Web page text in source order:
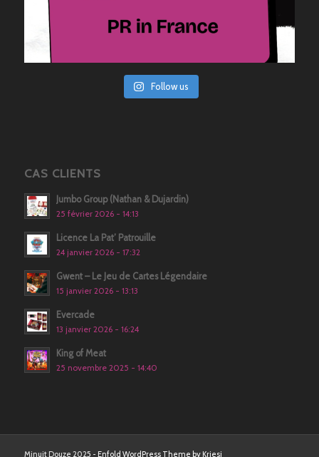
Follow us
CAS CLIENTS
Jumbo Group (Nathan & Dujardin)
25 février 2026 - 14:13
Licence La Pat’ Patrouille
24 janvier 2026 - 17:32
Gwent – Le Jeu de Cartes Légendaire
15 janvier 2026 - 13:13
Evercade
13 janvier 2026 - 16:24
King of Meat
25 novembre 2025 - 14:40
Minuit Douze 2025 - Enfold WordPress Theme by Kriesi